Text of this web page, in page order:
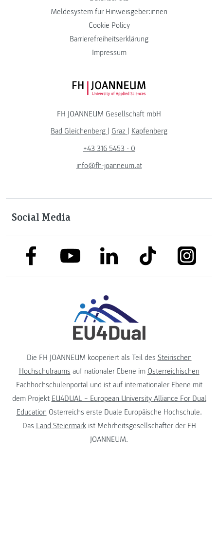
Meldesystem für Hinweisgeber:innen
Cookie Policy
Barrierefreiheitserklärung
Impressum
FH JOANNEUM Logo
FH JOANNEUM Gesellschaft mbH
Bad Gleichenberg
Graz
Kapfenberg
+43 316 5453 - 0
info@fh-joanneum.at
Social Media
link to facebooklink to youtubelink to linkedinlink to tiktok
Die FH JOANNEUM kooperiert als Teil des Steirischen
Hochschulraums auf nationaler Ebene im Österreichischen
Fachhochschulenportalund ist auf internationaler Ebene mit
dem Projekt EU4DUAL – European University Alliance For Dual
Education Österreichs erste Duale Europäische Hochschule.
Das Land Steiermarkist Mehrheitsgesellschafter der FH
JOANNEUM.